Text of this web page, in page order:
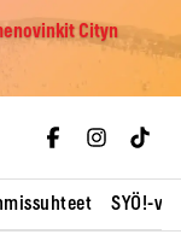
Cityn
SYÖ!-